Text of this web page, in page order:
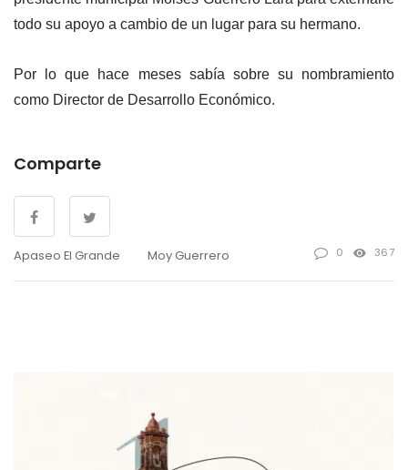
todo su apoyo a cambio de un lugar para su hermano.
Por lo que hace meses sabía sobre su nombramiento
como Director de Desarrollo Económico.
Comparte
Apaseo El Grande Moy Guerrero 0 367